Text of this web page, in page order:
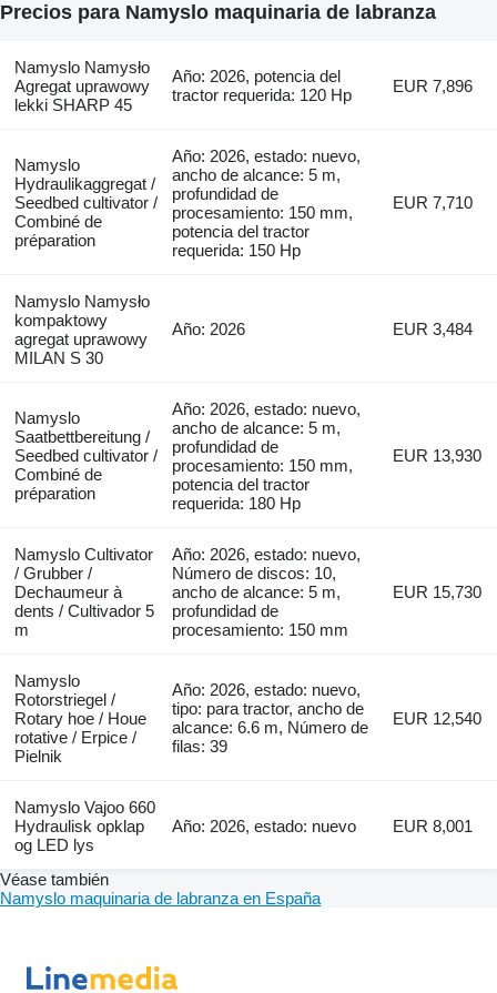
Precios para Namyslo maquinaria de labranza
Namyslo Namysło
Agregat uprawowy
lekki SHARP 45
Año: 2026, potencia del
tractor requerida: 120 Hp
EUR 7,896
Namyslo
Hydraulikaggregat /
Seedbed cultivator /
Combiné de
préparation
Año: 2026, estado: nuevo,
ancho de alcance: 5 m,
profundidad de
procesamiento: 150 mm,
potencia del tractor
requerida: 150 Hp
EUR 7,710
Namyslo Namysło
kompaktowy
agregat uprawowy
MILAN S 30
Año: 2026 EUR 3,484
Namyslo
Saatbettbereitung /
Seedbed cultivator /
Combiné de
préparation
Año: 2026, estado: nuevo,
ancho de alcance: 5 m,
profundidad de
procesamiento: 150 mm,
potencia del tractor
requerida: 180 Hp
EUR 13,930
Namyslo Cultivator
/ Grubber /
Dechaumeur à
dents / Cultivador 5
m
Año: 2026, estado: nuevo,
Número de discos: 10,
ancho de alcance: 5 m,
profundidad de
procesamiento: 150 mm
EUR 15,730
Namyslo
Rotorstriegel /
Rotary hoe / Houe
rotative / Erpice /
Pielnik
Año: 2026, estado: nuevo,
tipo: para tractor, ancho de
alcance: 6.6 m, Número de
filas: 39
EUR 12,540
Namyslo Vajoo 660
Hydraulisk opklap
og LED lys
Año: 2026, estado: nuevo EUR 8,001
Véase también
Namyslo maquinaria de labranza en España